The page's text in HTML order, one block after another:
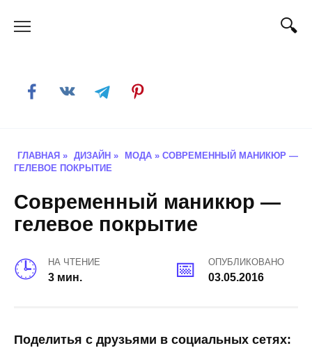
ГЛАВНАЯ » ДИЗАЙН » МОДА » СОВРЕМЕННЫЙ МАНИКЮР —
ГЕЛЕВОЕ ПОКРЫТИЕ
Современный маникюр —
гелевое покрытие
НА ЧТЕНИЕ
3 мин.
ОПУБЛИКОВАНО
03.05.2016
Поделитья с друзьями в социальных сетях: